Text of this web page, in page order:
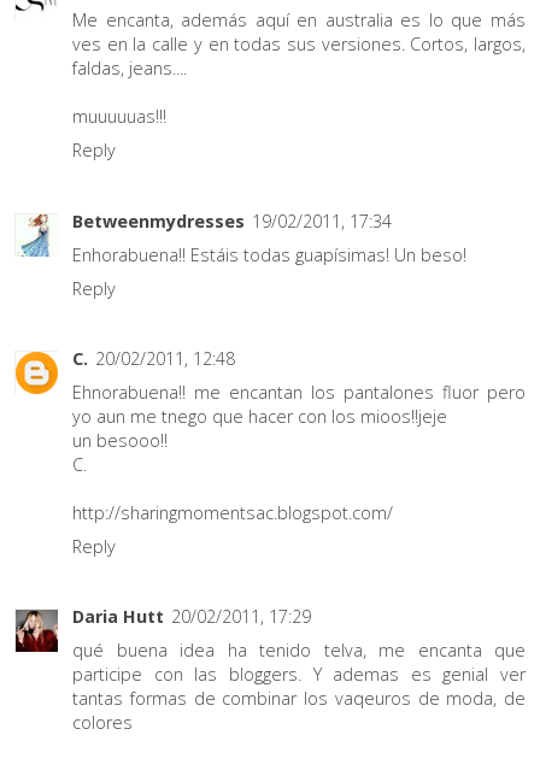
Me encanta, además aquí en australia es lo que más
ves en la calle y en todas sus versiones. Cortos, largos,
faldas, jeans....
muuuuuas!!!
Reply
Betweenmydresses 19/02/2011, 17:34
Enhorabuena!! Estáis todas guapísimas! Un beso!
Reply
C. 20/02/2011, 12:48
Ehnorabuena!! me encantan los pantalones fluor pero
yo aun me tnego que hacer con los mioos!!jeje
un besooo!!
C.
http://sharingmomentsac.blogspot.com/
Reply
Daria Hutt 20/02/2011, 17:29
qué buena idea ha tenido telva, me encanta que
participe con las bloggers. Y ademas es genial ver
tantas formas de combinar los vaqeuros de moda, de
colores